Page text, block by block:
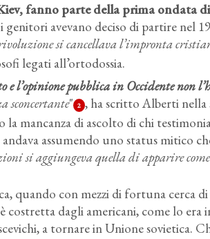
conferenza stampa che Bonner
Nobel per Sakharov.
Per gentile concessione
Yankelevich Bonner.
fanno parte della prima ondata
avevano deciso di partire nel
si cancellava l’impronta
legati all’ortodossia.
l’opinione pubblica in Occidente non
sconcertante" 2 , ha scritto Alberti nella
la mancanza di ascolto di chi
assumendo uno status mitico
si aggiungeva quella di apparire
quando con mezzi di fortuna cerca
dagli americani, come lo era
a tornare in Unione sovietica.